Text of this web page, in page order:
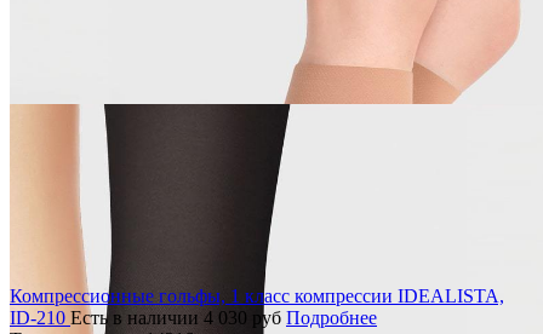
Компрессионные гольфы, 1 класс компрессии IDEALISTA,
ID-210 Есть в наличии 4 030 руб Подробнее